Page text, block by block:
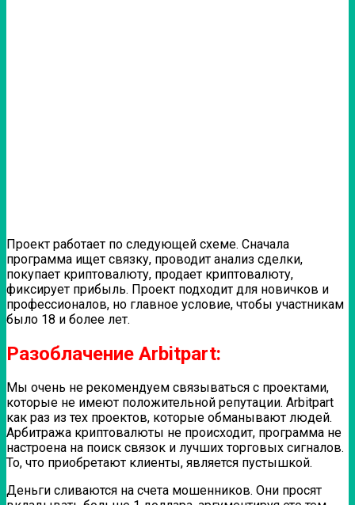
Проект работает по следующей схеме. Сначала
программа ищет связку, проводит анализ сделки,
покупает криптовалюту, продает криптовалюту,
фиксирует прибыль. Проект подходит для новичков и
профессионалов, но главное условие, чтобы участникам
было 18 и более лет.
Разоблачение Arbitpart:
Мы очень не рекомендуем связываться с проектами,
которые не имеют положительной репутации. Arbitpart
как раз из тех проектов, которые обманывают людей.
Арбитража криптовалюты не происходит, программа не
настроена на поиск связок и лучших торговых сигналов.
То, что приобретают клиенты, является пустышкой.
Деньги сливаются на счета мошенников. Они просят